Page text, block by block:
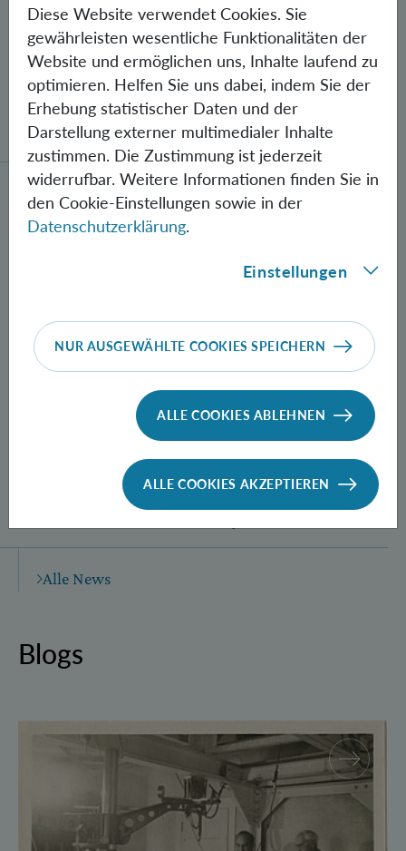
Gegen Fehler geschützte Quantenbits
verschränkt
Neue Methode zur Herstellung verschränkter
Neue Methode zur Herstellung
verschränkter Photonen­paare
Alle News
Blogs
Walther Mayer – More than “Einstein’s calculator”
Diese Website verwendet Cookies. Sie
gewährleisten wesentliche Funktionalitäten der
Website und ermöglichen uns, Inhalte laufend zu
optimieren. Helfen Sie uns dabei, indem Sie der
Erhebung statistischer Daten und der
Darstellung externer multimedialer Inhalte
zustimmen. Die Zustimmung ist jederzeit
widerrufbar. Weitere Informationen finden Sie in
den Cookie-Einstellungen sowie in der
Datenschutzerklärung.
Einstellungen
NUR AUSGEWÄHLTE COOKIES SPEICHERN
ALLE COOKIES ABLEHNEN
ALLE COOKIES AKZEPTIEREN